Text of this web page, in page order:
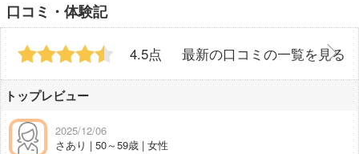
口コミ・体験記
4.5点 最新の口コミの一覧を見る
トップレビュー
2025/12/06
さあり | 50～59歳 | 女性